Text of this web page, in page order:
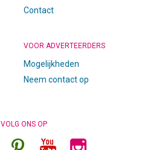
Contact
VOOR ADVERTEERDERS
Mogelijkheden
Neem contact op
VOLG ONS OP